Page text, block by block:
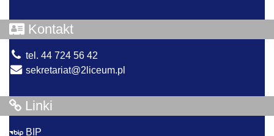
Kontakt
tel. 44 724 56 42
sekretariat@2liceum.pl
Linki
BIP